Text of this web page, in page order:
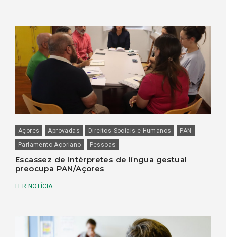
Açores Aprovadas Direitos Sociais e Humanos
PAN
Parlamento Açoriano
Pessoas
Escassez de intérpretes de língua gestual
preocupa PAN/Açores
LER NOTÍCIA